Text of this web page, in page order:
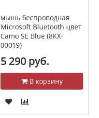
мышь беспроводная
Microsoft Bluetooth цвет
Camo SE Blue (8KX-
00019)
5 290 руб.
В корзину